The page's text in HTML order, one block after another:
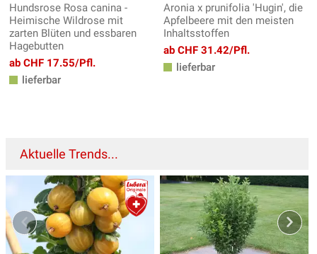
Hundsrose Rosa canina -
Heimische Wildrose mit
zarten Blüten und essbaren
Hagebutten
ab CHF 17.55/Pfl.
lieferbar
Aronia x prunifolia 'Hugin', die
Apfelbeere mit den meisten
Inhaltsstoffen
ab CHF 31.42/Pfl.
lieferbar
Aktuelle Trends...